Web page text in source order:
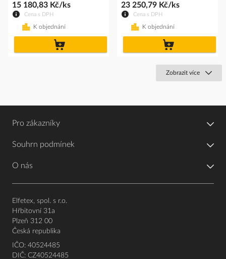
Cena s DPH
15 180,83 Kč/ks
K objednání
Cena s DPH
23 250,79 Kč/ks
K objednání
Zobrazit více
Pro zákazníky
Souhrn podmínek
O nás
Elfetex, spol. s r.o.
Hřbitovní 31a
Plzeň 312 00
Česká republika
IČO: 40524485
DIČ: CZ40524485